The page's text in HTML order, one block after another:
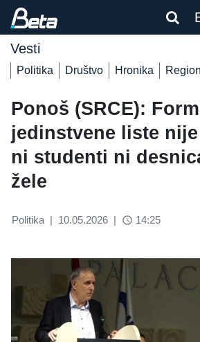
Vesti
Politika Društvo Hronika Region
Ponoš (SRCE):
jedinstvene liste
ni studenti ni
žele
Politika | 10.05.2026 | access_time 14:25